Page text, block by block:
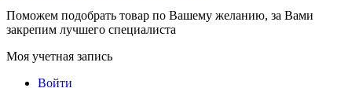
Поможем подобрать товар по Вашему желанию, за Вами
закрепим лучшего специалиста
Моя учетная запись
Войти